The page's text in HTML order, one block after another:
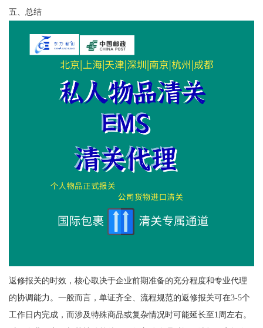
五、总结
返修报关的时效，核心取决于企业前期准备的充分程度和专业代理
的协调能力。一般而言，单证齐全、流程规范的返修报关可在3-5个
工作日内完成，而涉及特殊商品或复杂情况时可能延长至1周左右。